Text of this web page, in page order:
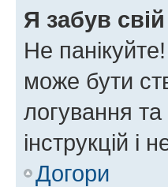
Я забув
Не
може бути
логування та
інструкцій
Догори